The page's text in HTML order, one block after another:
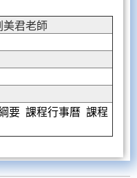
美君老師
要 課程行事曆 課程